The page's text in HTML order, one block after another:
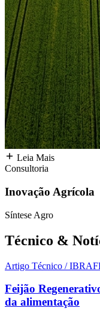
Leia Mais
Consultoria
Inovação Agrícola
Síntese Agro
Técnico &
Artigo Técnico /
Feijão
da alimentação